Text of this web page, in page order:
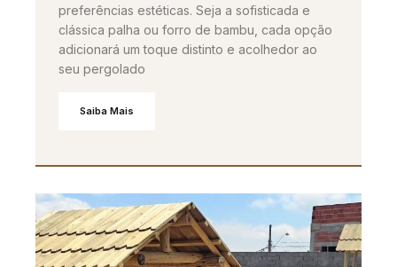
preferências estéticas. Seja a sofisticada e
clássica palha ou forro de bambu, cada opção
adicionará um toque distinto e acolhedor ao
seu pergolado
Saiba Mais